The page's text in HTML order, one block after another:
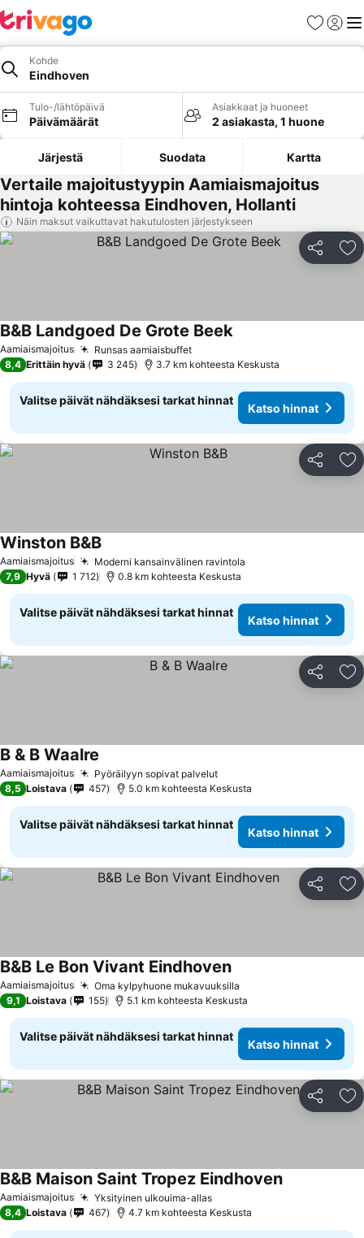
Suosikit
Kohde
Eindhoven
Tulo-/lähtöpäivä
Päivämäärät
Asiakkaat ja huoneet
2 asiakasta, 1 huone
Järjestä Suodata Kartta
Vertaile majoitustyypin Aamiaismajoitus
hintoja kohteessa Eindhoven, Hollanti
Näin maksut vaikuttavat hakutulosten järjestykseen
Jaa
Aamiaismajoitus Runsas aamiaisbuffet
B&B Landgoed De Grote Beek
8,4 Erittäin hyvä 3 245 3.7 km kohteesta Keskusta
Valitse päivät nähdäksesi tarkat hinnat
Katso hinnat
Jaa
Aamiaismajoitus Moderni kansainvälinen ravintola
Winston B&B
7,9 Hyvä 1 712 0.8 km kohteesta Keskusta
Valitse päivät nähdäksesi tarkat hinnat
Katso hinnat
Jaa
Aamiaismajoitus Pyöräilyyn sopivat palvelut
B & B Waalre
8,5 Loistava 457 5.0 km kohteesta Keskusta
Valitse päivät nähdäksesi tarkat hinnat
Katso hinnat
Jaa
Aamiaismajoitus Oma kylpyhuone mukavuuksilla
B&B Le Bon Vivant Eindhoven
9,1 Loistava 155 5.1 km kohteesta Keskusta
Valitse päivät nähdäksesi tarkat hinnat
Katso hinnat
Jaa
Aamiaismajoitus Yksityinen ulkouima-allas
B&B Maison Saint Tropez Eindhoven
8,4 Loistava 467 4.7 km kohteesta Keskusta